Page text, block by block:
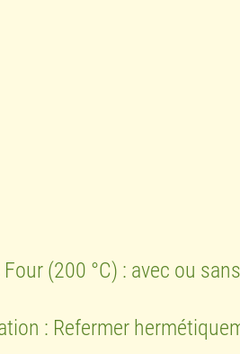
(200 °C) : avec ou
: Refermer